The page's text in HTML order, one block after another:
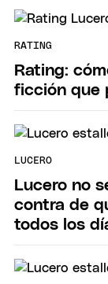
RATING
Rating:
ficción que
LUCERO
Lucero no
contra de
todos los